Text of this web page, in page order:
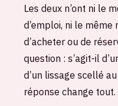
Les deux n’ont ni le
d’emploi, ni le même
d’acheter ou de
question : s’agit-il
d’un lissage scellé
réponse change tout.